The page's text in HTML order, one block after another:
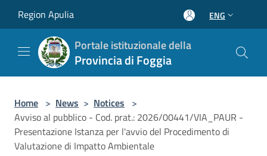
Region Apulia ENG
Portale istituzionale della
Provincia di Foggia
Home > News > Notices >
Avviso al pubblico - Cod. prat.: 2026/00441/VIA_PAUR -
Presentazione Istanza per l'avvio del Procedimento di
Valutazione di Impatto Ambientale